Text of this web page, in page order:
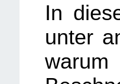
In
unter